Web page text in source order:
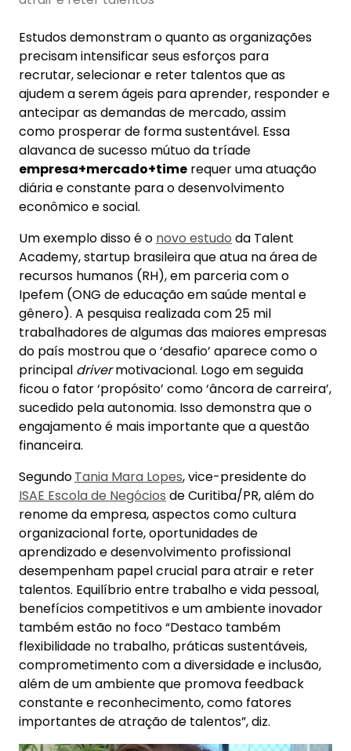
Estudos demonstram o quanto as organizações
precisam intensificar seus esforços para
recrutar, selecionar e reter talentos que as
ajudem a serem ágeis para aprender, responder e
antecipar as demandas de mercado, assim
como prosperar de forma sustentável. Essa
alavanca de sucesso mútuo da tríade
empresa+mercado+time requer uma atuação
diária e constante para o desenvolvimento
econômico e social.
Um exemplo disso é o novo estudo da Talent
Academy, startup brasileira que atua na área de
recursos humanos (RH), em parceria com o
Ipefem (ONG de educação em saúde mental e
gênero). A pesquisa realizada com 25 mil
trabalhadores de algumas das maiores empresas
do país mostrou que o ‘desafio’ aparece como o
principal drivermotivacional. Logo em seguida
ficou o fator ‘propósito’ como ‘âncora de carreira’,
sucedido pela autonomia. Isso demonstra que o
engajamento é mais importante que a questão
financeira.
SegundoTania Mara Lopes, vice-presidente do
ISAE Escola de Negócios de Curitiba/PR, além do
renome da empresa, aspectos como cultura
organizacional forte, oportunidades de
aprendizado e desenvolvimento profissional
desempenham papel crucial para atrair e reter
talentos. Equilíbrio entre trabalho e vida pessoal,
benefícios competitivos e um ambiente inovador
também estão no foco “Destaco também
flexibilidade no trabalho, práticas sustentáveis,
comprometimento com a diversidade e inclusão,
além de um ambiente que promova feedback
constante e reconhecimento, como fatores
importantes de atração de talentos”, diz.